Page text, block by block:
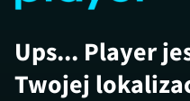
Ups... Player
Twojej